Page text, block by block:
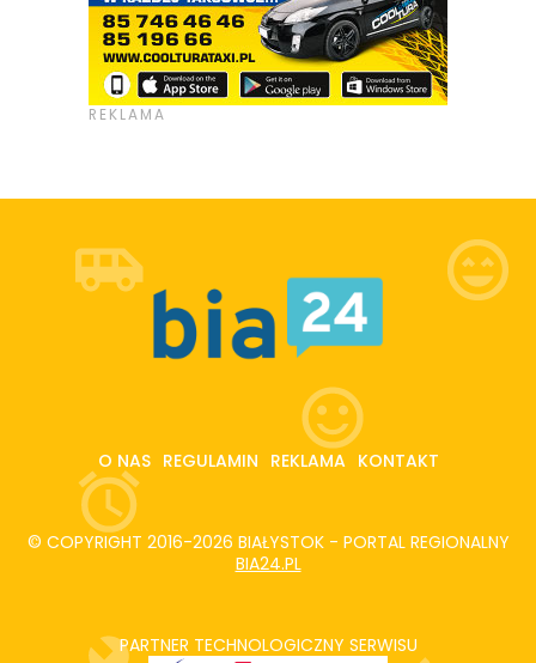
O NAS REGULAMIN REKLAMA KONTAKT
© COPYRIGHT 2016-2026 BIAŁYSTOK - PORTAL REGIONALNY
BIA24.PL
PARTNER TECHNOLOGICZNY SERWISU